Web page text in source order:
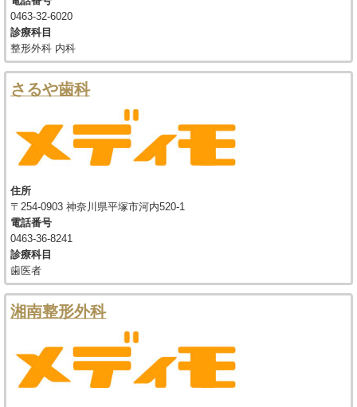
0463-32-6020
診療科目
整形外科 内科
さるや歯科
住所
〒254-0903 神奈川県平塚市河内520-1
電話番号
0463-36-8241
診療科目
歯医者
湘南整形外科